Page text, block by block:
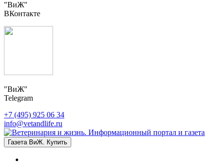
"ВиЖ"
ВКонтакте
"ВиЖ"
Telegram
+7 (495) 925 06 34
info@vetandlife.ru
Газета ВиЖ. Купить